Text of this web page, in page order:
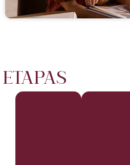
ETAPAS